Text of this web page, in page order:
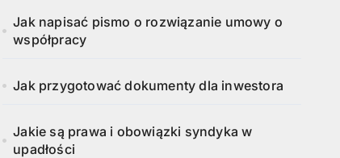
Jak napisać pismo o rozwiązanie umowy o
współpracy
Jak przygotować dokumenty dla inwestora
Jakie są prawa i obowiązki syndyka w
upadłości